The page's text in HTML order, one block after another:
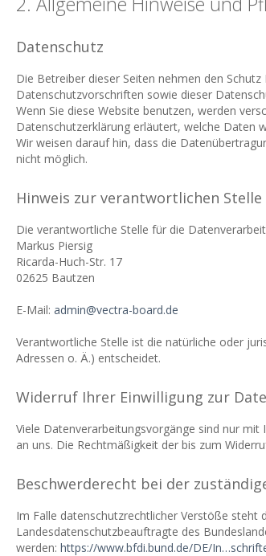
Datenschutz
Die Betreiber dieser Seiten nehmen den
Datenschutzvorschriften sowie dieser
Wenn Sie diese Website benutzen, werden
Datenschutzerklärung erläutert, welche Daten
Wir weisen darauf hin, dass die
nicht möglich.
Hinweis zur verantwortlichen Stelle
Die verantwortliche Stelle für die
Markus Piersig
Ricarda-Huch-Str. 17
02625 Bautzen
E-Mail: admin@vectra-board.de
Verantwortliche Stelle ist die natürliche oder
Adressen o. Ä.) entscheidet.
Widerruf Ihrer Einwilligung zur
Viele Datenverarbeitungsvorgänge sind nur
an uns. Die Rechtmäßigkeit der bis zum
Beschwerderecht bei der
Im Falle datenschutzrechtlicher Verstöße steht
Landesdatenschutzbeauftragte des
werden: https://www.bfdi.bund.de/DE/